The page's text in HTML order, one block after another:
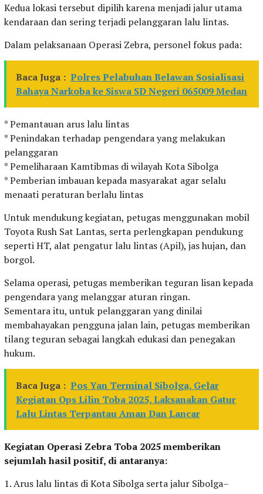
Kedua lokasi tersebut dipilih karena menjadi jalur utama
kendaraan dan sering terjadi pelanggaran lalu lintas.
Dalam pelaksanaan Operasi Zebra, personel fokus pada:
Baca Juga : Polres Pelabuhan Belawan Sosialisasi
Bahaya Narkoba ke Siswa SD Negeri 065009 Medan
* Pemantauan arus lalu lintas
* Penindakan terhadap pengendara yang melakukan
pelanggaran
* Pemeliharaan Kamtibmas di wilayah Kota Sibolga
* Pemberian imbauan kepada masyarakat agar selalu
menaati peraturan berlalu lintas
Untuk mendukung kegiatan, petugas menggunakan mobil
Toyota Rush Sat Lantas, serta perlengkapan pendukung
seperti HT, alat pengatur lalu lintas (Apil), jas hujan, dan
borgol.
Selama operasi, petugas memberikan teguran lisan kepada
pengendara yang melanggar aturan ringan.
Sementara itu, untuk pelanggaran yang dinilai
membahayakan pengguna jalan lain, petugas memberikan
tilang teguran sebagai langkah edukasi dan penegakan
hukum.
Baca Juga : Pos Yan Terminal Sibolga, Gelar
Kegiatan Ops Lilin Toba 2025, Laksanakan Gatur
Lalu Lintas Terpantau Aman Dan Lancar
Kegiatan Operasi Zebra Toba 2025 memberikan
sejumlah hasil positif, di antaranya:
1. Arus lalu lintas di Kota Sibolga serta jalur Sibolga–